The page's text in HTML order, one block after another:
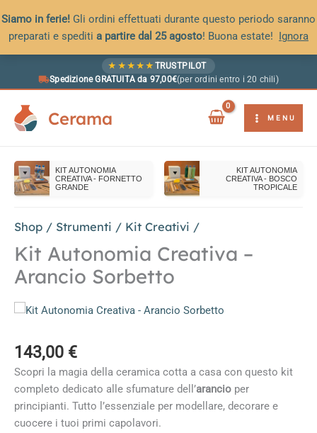
Siamo in ferie! Gli ordini effettuati durante questo periodo saranno
preparati e spediti a partire dal 25 agosto! Buona estate! Ignora
★ ★ ★ ★ ★ TRUSTPILOT
Spedizione GRATUITA da 97,00€(per ordini entro i 20 chili)
Cerama MENU
KIT AUTONOMIA
CREATIVA - FORNETTO
GRANDE
KIT AUTONOMIA
CREATIVA - BOSCO
TROPICALE
Shop / Strumenti / Kit Creativi /
Kit Autonomia Creativa –
Arancio Sorbetto
143,00 €
Scopri la magia della ceramica cotta a casa con questo kit
completo dedicato alle sfumature dell’arancio per
principianti. Tutto l’essenziale per modellare, decorare e
cuocere i tuoi primi capolavori.